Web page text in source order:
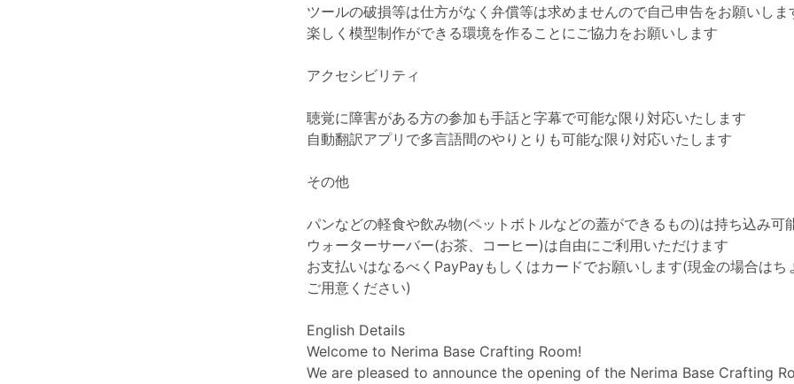
ツールの破損等は仕方がなく弁償等は求めませんので自己申告をお願いしま
楽しく模型制作ができる環境を作ることにご協力をお願いします
アクセシビリティ
聴覚に障害がある方の参加も手話と字幕で可能な限り対応いたします
自動翻訳アプリで多言語間のやりとりも可能な限り対応いたします
その他
パンなどの軽食や飲み物(ペットボトルなどの蓋ができるもの)は持ち込み可
ウォーターサーバー(お茶、コーヒー)は自由にご利用いただけます
お支払いはなるべくPayPayもしくはカードでお願いします(現金の場合はち
ご用意ください)
English Details
Welcome to Nerima Base Crafting Room!
We are pleased to announce the opening of the Nerima Base Crafting